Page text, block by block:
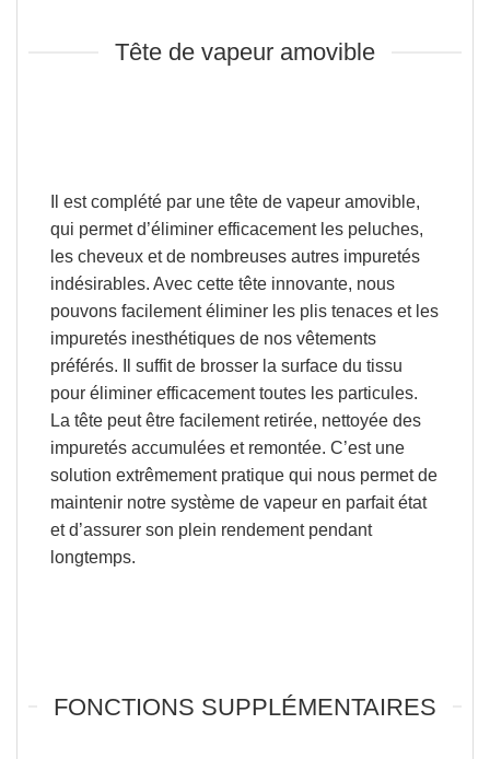
Tête de vapeur amovible
Il est complété par une tête de vapeur amovible,
qui permet d’éliminer efficacement les peluches,
les cheveux et de nombreuses autres impuretés
indésirables. Avec cette tête innovante, nous
pouvons facilement éliminer les plis tenaces et les
impuretés inesthétiques de nos vêtements
préférés. Il suffit de brosser la surface du tissu
pour éliminer efficacement toutes les particules.
La tête peut être facilement retirée, nettoyée des
impuretés accumulées et remontée. C’est une
solution extrêmement pratique qui nous permet de
maintenir notre système de vapeur en parfait état
et d’assurer son plein rendement pendant
longtemps.
FONCTIONS SUPPLÉMENTAIRES